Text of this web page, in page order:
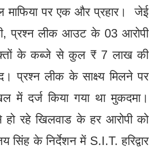
माफिया पर एक और प्रहार। जेई
प्रश्न लीक आउट के 03 आरोपी
के कब्जे से कुल ₹ 7 लाख की
प्रश्न लीक के साक्ष्य मिलने पर
में दर्ज किया गया था मुकदमा।
रहे खिलवाड के हर आरोपी को
सिंह के निर्देशन में S.I.T. हरिद्वार